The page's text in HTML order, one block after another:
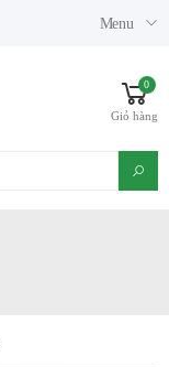
Menu
0
Giỏ hàng